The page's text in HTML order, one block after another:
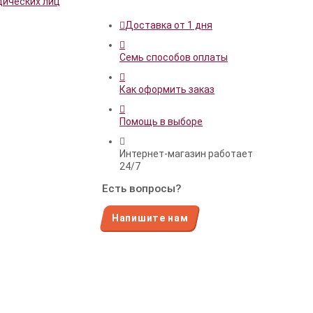
Доставка от 1 дня
Семь способов оплаты
Как оформить заказ
Помощь в выборе
Интернет-магазин работает
24/7
Есть вопросы?
Напишите нам